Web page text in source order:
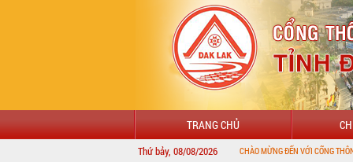
TRANG CHỦ
Thứ bảy, 08/08/2026CHÀO MỪNG ĐẾN VỚI CỔNG THÔNG TIN